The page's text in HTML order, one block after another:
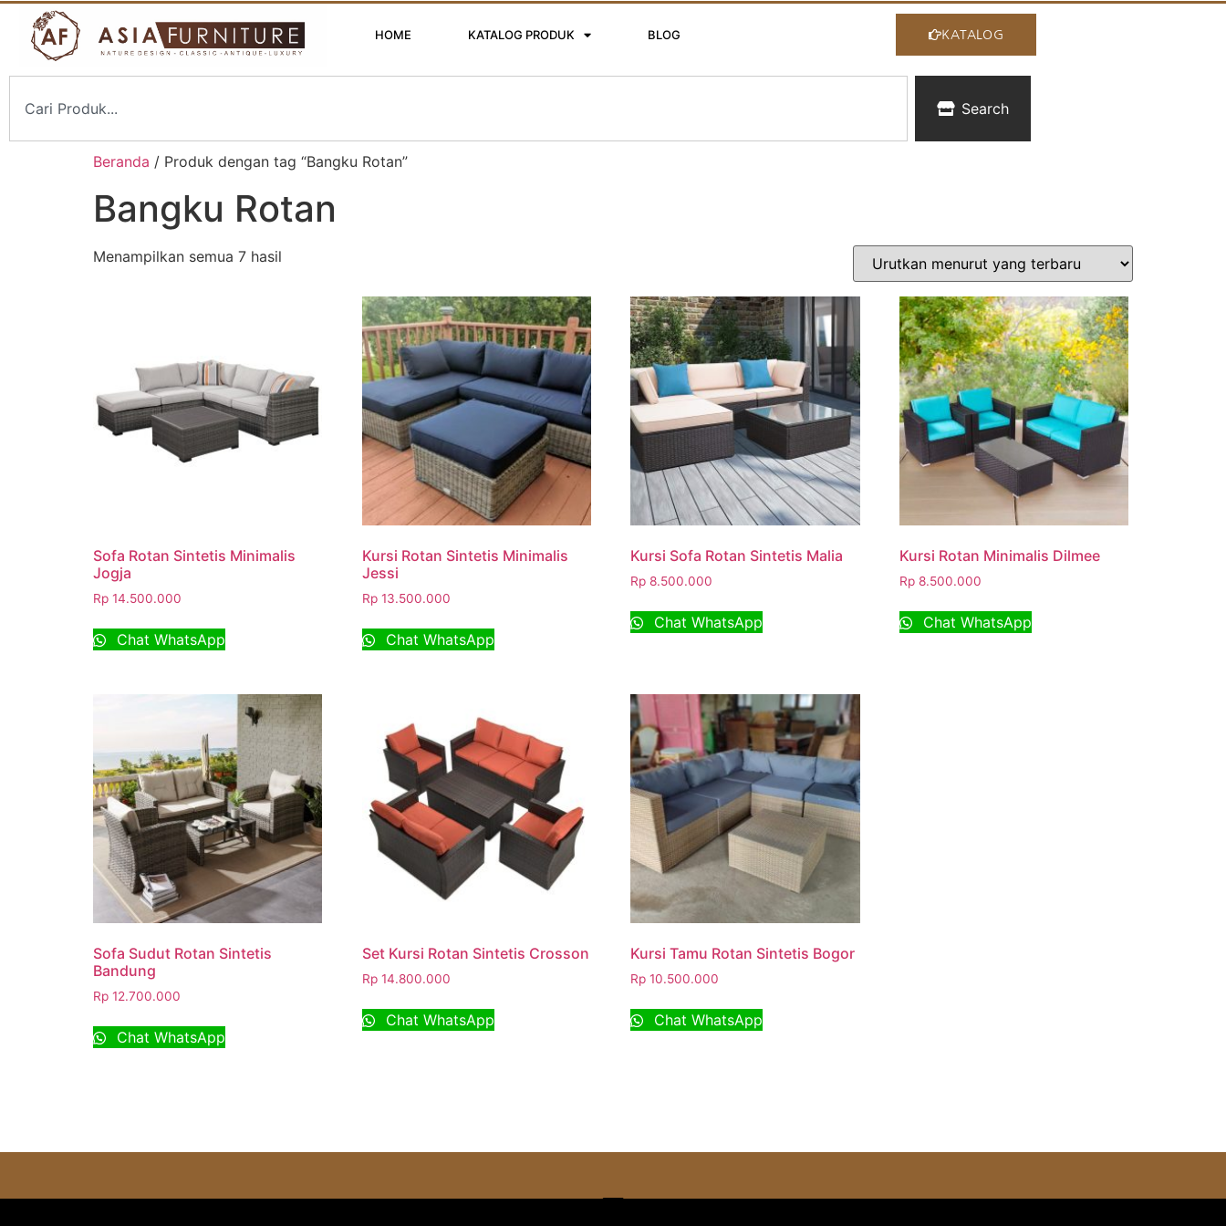
HOME KATALOG PRODUK BLOG KATALOG
Search
Beranda / Produk dengan tag “Bangku Rotan”
Bangku Rotan
Menampilkan semua 7 hasil
Sofa Rotan Sintetis Minimalis
Jogja
Rp 14.500.000
Chat WhatsApp
Kursi Rotan Sintetis Minimalis
Jessi
Rp13.500.000
Chat WhatsApp
Kursi Sofa Rotan Sintetis Malia
Rp 8.500.000
Chat WhatsApp
Kursi Rotan Minimalis Dilmee
Rp 8.500.000
Chat WhatsApp
Sofa Sudut Rotan Sintetis
Bandung
Rp 12.700.000
Chat WhatsApp
Set Kursi Rotan Sintetis Crosson
Rp14.800.000
Chat WhatsApp
Kursi Tamu Rotan Sintetis Bogor
Rp 10.500.000
Chat WhatsApp